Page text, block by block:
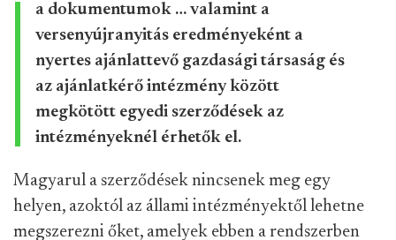
a dokumentumok … valamint a
versenyújranyitás eredményeként a
nyertes ajánlattevő gazdasági társaság és
az ajánlatkérő intézmény között
megkötött egyedi szerződések az
intézményeknél érhetők el.
Magyarul a szerződések nincsenek meg egy
helyen, azoktól az állami intézményektől lehetne
megszerezni őket, amelyek ebben a rendszerben